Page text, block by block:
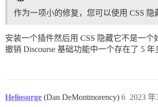
作为一项小的修复，您可以使用 CSS 隐
安装一个插件然后用 CSS 隐藏它不是一个
撤销 Discourse 基础功能中一个存在了 5 年
Heliosurge (Dan DeMontmorency) 2023 年
6